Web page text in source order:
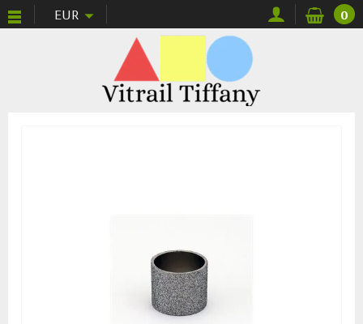
EUR 0